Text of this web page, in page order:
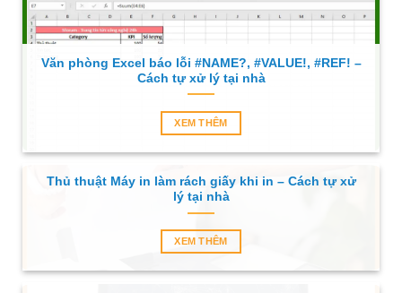
Văn phòng Excel báo lỗi #NAME?, #VALUE!, #REF! –
Cách tự xử lý tại nhà
XEM THÊM
Thủ thuật Máy in làm rách giấy khi in – Cách tự xử
lý tại nhà
XEM THÊM